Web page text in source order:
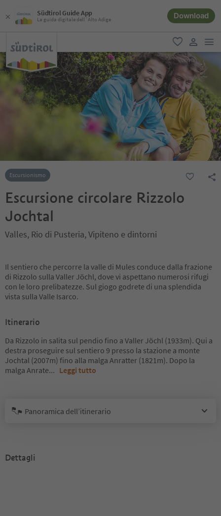
Südtirol Guide App
La guida digitale dell´Alto Adige Download
favoriti
user link
Escursionismo
Escursione circolare Rizzolo
Jochtal
Valles, Rio di Pusteria, Vipiteno e dintorni
Il sentiero che percorre la valle di Mules conduce dalla frazione
di Rizzolo sulla Valler Jöchl, dove vi aspettano numerosi rifugi
con le loro prelibatezze. Sul giogo godrete di una splendida
vista sulla Valle Isarco.
Itinerario
Da Rizzolo in salita sul pendio fino a Valler Jöchl (1933m). Qui a
destra proseguire sul sentiero 9 presso la stazione a monte
Jochtal (2007m) fino alla malga Anratter (1821m). Dopo la
malga Anrate... Leggi tutto
Panoramica dell’itinerario
Dettagli